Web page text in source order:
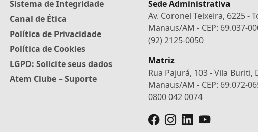
Sistema de Integridade
Canal de Ética
Política de Privacidade
Política de Cookies
LGPD: Solicite seus dados
Atem Clube – Suporte
Sede Administrativa
Av. Coronel Teixeira, 6225 -
Manaus/AM - CEP: 69.037-
(92) 2125-0050
Matriz
Rua Pajurá, 103 - Vila
Manaus/AM - CEP: 69.072-
0800 042 0074